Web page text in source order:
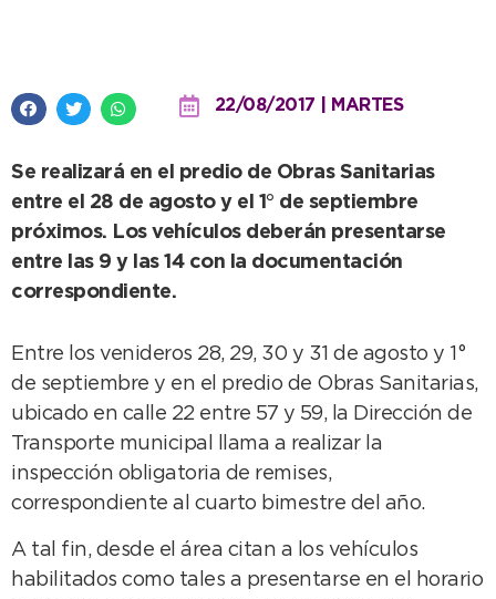
22/08/2017 | MARTES
Se realizará en el predio de Obras Sanitarias
entre el 28 de agosto y el 1° de septiembre
próximos. Los vehículos deberán presentarse
entre las 9 y las 14 con la documentación
correspondiente.
Entre los venideros 28, 29, 30 y 31 de agosto y 1°
de septiembre y en el predio de Obras Sanitarias,
ubicado en calle 22 entre 57 y 59, la Dirección de
Transporte municipal llama a realizar la
inspección obligatoria de remises,
correspondiente al cuarto bimestre del año.
A tal fin, desde el área citan a los vehículos
habilitados como tales a presentarse en el horario